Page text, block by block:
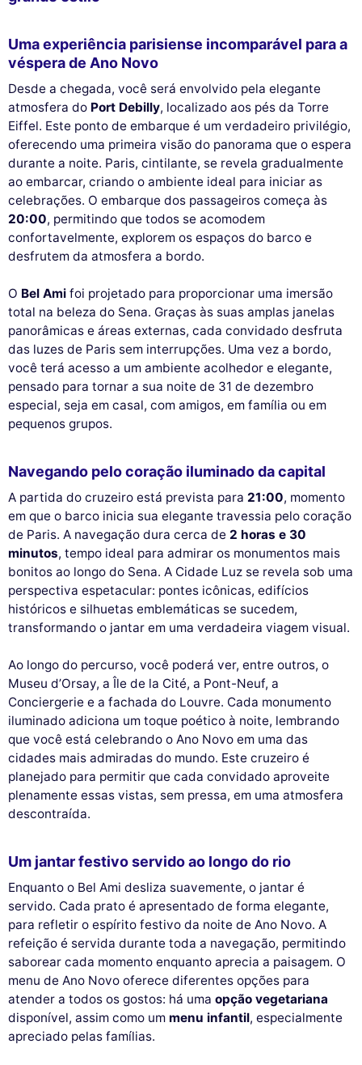
Uma experiência parisiense incomparável para a
véspera de Ano Novo
Desde a chegada, você será envolvido pela elegante
atmosfera do Port Debilly, localizado aos pés da Torre
Eiffel. Este ponto de embarque é um verdadeiro privilégio,
oferecendo uma primeira visão do panorama que o espera
durante a noite. Paris, cintilante, se revela gradualmente
ao embarcar, criando o ambiente ideal para iniciar as
celebrações. O embarque dos passageiros começa às
20:00, permitindo que todos se acomodem
confortavelmente, explorem os espaços do barco e
desfrutem da atmosfera a bordo.
O Bel Ami foi projetado para proporcionar uma imersão
total na beleza do Sena. Graças às suas amplas janelas
panorâmicas e áreas externas, cada convidado desfruta
das luzes de Paris sem interrupções. Uma vez a bordo,
você terá acesso a um ambiente acolhedor e elegante,
pensado para tornar a sua noite de 31 de dezembro
especial, seja em casal, com amigos, em família ou em
pequenos grupos.
Navegando pelo coração iluminado da capital
A partida do cruzeiro está prevista para 21:00, momento
em que o barco inicia sua elegante travessia pelo coração
de Paris. A navegação dura cerca de 2 horas e 30
minutos, tempo ideal para admirar os monumentos mais
bonitos ao longo do Sena. A Cidade Luz se revela sob uma
perspectiva espetacular: pontes icônicas, edifícios
históricos e silhuetas emblemáticas se sucedem,
transformando o jantar em uma verdadeira viagem visual.
Ao longo do percurso, você poderá ver, entre outros, o
Museu d’Orsay, a Île de la Cité, a Pont-Neuf, a
Conciergerie e a fachada do Louvre. Cada monumento
iluminado adiciona um toque poético à noite, lembrando
que você está celebrando o Ano Novo em uma das
cidades mais admiradas do mundo. Este cruzeiro é
planejado para permitir que cada convidado aproveite
plenamente essas vistas, sem pressa, em uma atmosfera
descontraída.
Um jantar festivo servido ao longo do rio
Enquanto o Bel Ami desliza suavemente, o jantar é
servido. Cada prato é apresentado de forma elegante,
para refletir o espírito festivo da noite de Ano Novo. A
refeição é servida durante toda a navegação, permitindo
saborear cada momento enquanto aprecia a paisagem. O
menu de Ano Novo oferece diferentes opções para
atender a todos os gostos: há uma opção vegetariana
disponível, assim como um menu infantil, especialmente
apreciado pelas famílias.